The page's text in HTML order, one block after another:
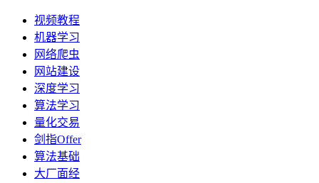
视频教程
机器学习
网络爬虫
网站建设
深度学习
算法学习
量化交易
剑指Offer
算法基础
大厂面经